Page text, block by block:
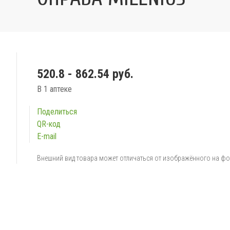
520.8 - 862.54 руб.
В 1 аптеке
Поделиться
QR-код
E-mail
Внешний вид товара может отличаться от изображённого на